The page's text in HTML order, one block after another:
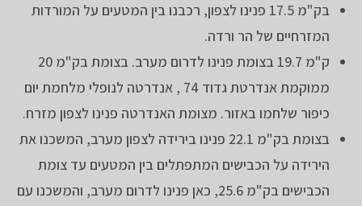
בק"מ 17.5 פנינו לצפון, רכבנו בין המטעים על המורדות
המזרחיים של הר ורדה.
ק"מ 19.7 בצומת פנינו לדרום מערב. בצומת בק"מ 20
ממוקמת אנדרטת גדוד 74 , אנדרטה לנופלי מלחמת יום
כיפור שלחמו באזור. מצומת האנדרטה פנינו לצפון מזרח.
בצומת בק"מ 22.1 פנינו בירידה לצפון מערב, המשכנו את
הירידה על הכבישים המתפתלים בין המטעים עד צומת
הכבישים בק"מ 25.6, כאן פנינו לדרום מערב, והמשכנו עם